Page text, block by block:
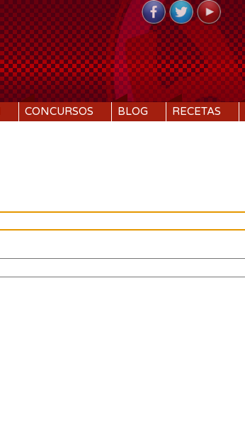
CONCURSOS BLOG RECETAS